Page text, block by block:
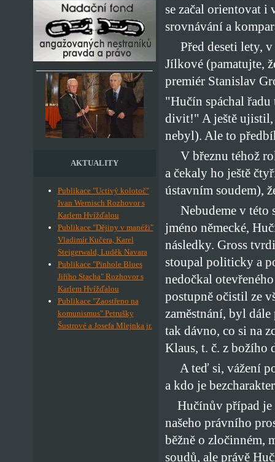
AKTUALITY
Publikace "Uctivý kolotoč"
Ivan Wernisch Rozhovor s
Karlem Hvížďalou
Publikace "Dějiny v manéži"
Vladimír Kučera, Karel
Steigerwald, Luděk Navara
Publikace "Pinhole Blues
Jiřího Stacha" Rozhovor s
Karlem Hvížďalou
Publikace "Zaostřeno na
komunismus" Petrušky
Šustrové a Josefa Mlejnka jr.
se začal orientovat i
srovnávání a
Před deseti lety, v
Jílkové (pamatujte,
premiér Stanislav
"Hučín spáchal řadu
divit!" A ještě ujistil,
nebyl). Ale to
V březnu téhož
a čekaly ho ještě
ústavním soudem),
Nebudeme v této
jméno německé,
následky. Gross
stoupal politicky a
nedočkal
postupně očistil ze
zaměstnání, byl
tak dávno, co si na
Klaus, t. č. z božího
A teď si, vážení
a kdo je
Hučínův případ je
našeho právního
běžně o zločinném,
soudů, ale právě